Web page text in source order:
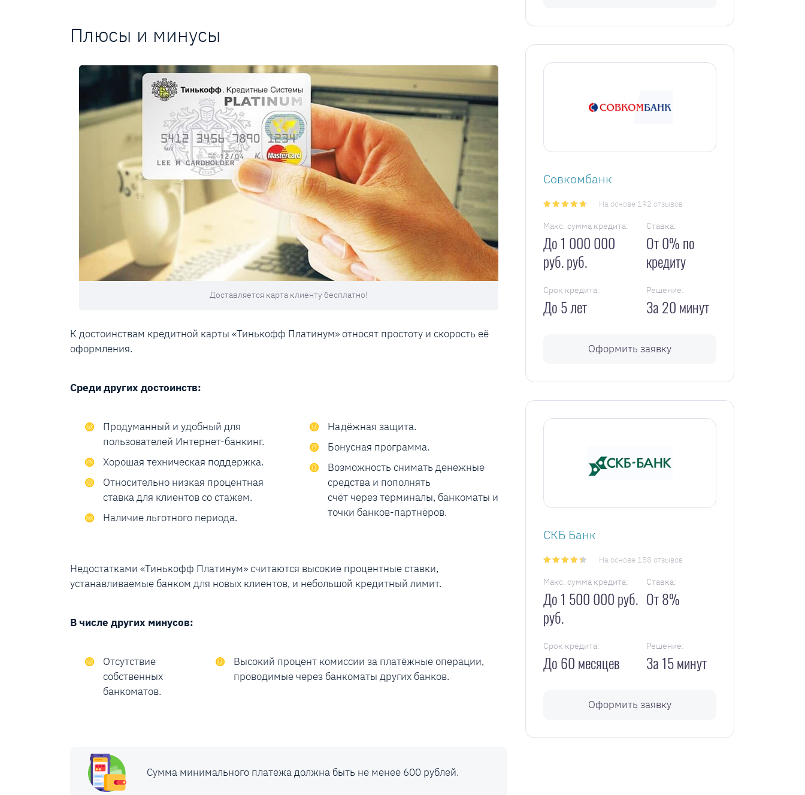
Плюсы и минусы
Доставляется карта клиенту бесплатно!
К достоинствам кредитной карты «Тинькофф Платинум» относят простоту и скорость её
оформления.
Среди других достоинств:
Продуманный и удобный для
пользователей Интернет-банкинг.
Хорошая техническая поддержка.
Относительно низкая процентная
ставка для клиентов со стажем.
Наличие льготного периода.
Надёжная защита.
Бонусная программа.
Возможность снимать денежные
средства и пополнять
счёт через терминалы, банкоматы и
точки банков-партнёров.
Недостатками «Тинькофф Платинум» считаются высокие процентные ставки,
устанавливаемые банком для новых клиентов, и небольшой кредитный лимит.
В числе других минусов:
Отсутствие
собственных
банкоматов.
Высокий процент комиссии за платёжные операции,
проводимые через банкоматы других банков.
Сумма минимального платежа должна быть не менее 600 рублей.
Совкомбанк
На основе 192 отзывов
Макс. сумма кредита:
До 1 000 000
руб. руб.
Ставка:
От 0% по
кредиту
Срок кредита:
До 5 лет
Решение:
За 20 минут
Оформить заявку
СКБ Банк
На основе 158 отзывов
Макс. сумма кредита:
До 1 500 000 руб.
руб.
Ставка:
От 8%
Срок кредита:
До 60 месяцев
Решение:
За 15 минут
Оформить заявку